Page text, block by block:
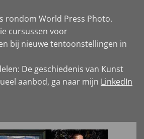
rondom World Press Photo.
cursussen voor
bij nieuwe tentoonstellingen in
De geschiedenis van Kunst
aanbod, ga naar mijn LinkedIn